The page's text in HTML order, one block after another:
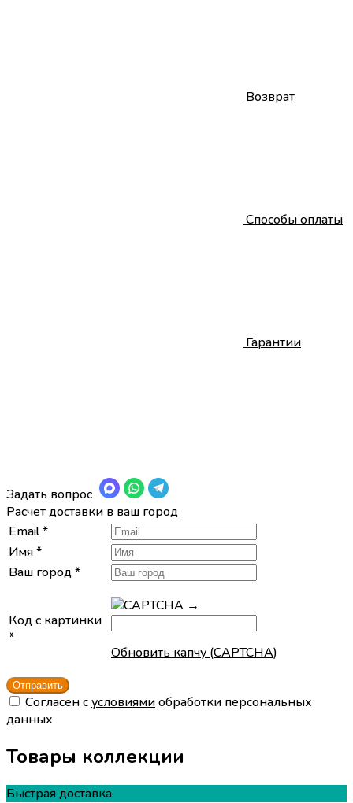
Возврат
Способы оплаты
Гарантии
Задать вопрос
Расчет доставки в ваш город
Email*
Имя*
Ваш город*
Код с картинки
*
→
Обновить капчу (CAPTCHA)
Cогласен сусловиямиобработки персональных
данных
Товары коллекции
Быстрая доставка